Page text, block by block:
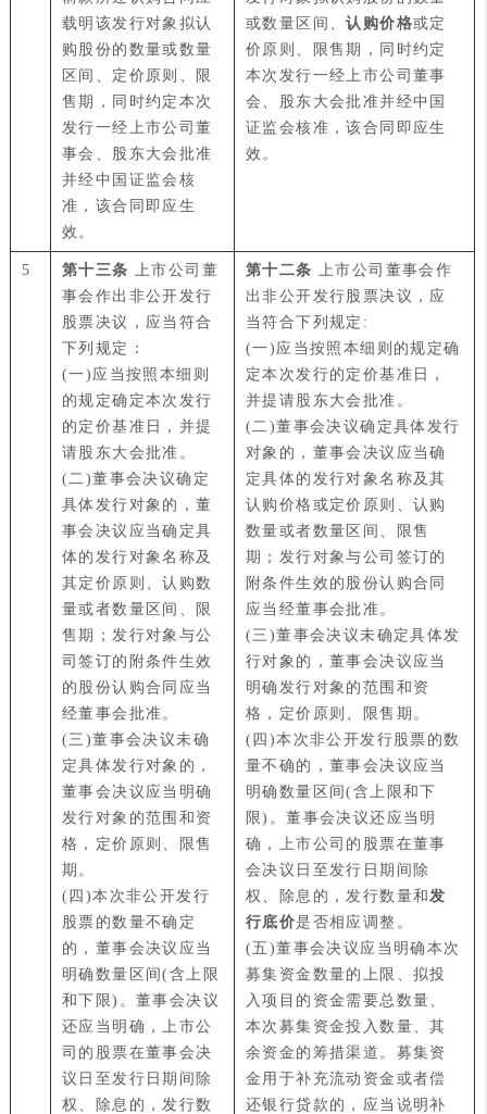
载明该发行对象拟认
购股份的数量或数量
区间、定价原则、限
售期，同时约定本次
发行一经上市公司董
事会、股东大会批准
并经中国证监会核
准，该合同即应生
效。
或数量区间、认购价格或定
价原则、限售期，同时约定
本次发行一经上市公司董事
会、股东大会批准并经中国
证监会核准，该合同即应生
效。
5 第十三条 上市公司董
事会作出非公开发行
股票决议，应当符合
下列规定：
(一)应当按照本细则
的规定确定本次发行
的定价基准日，并提
请股东大会批准。
(二)董事会决议确定
具体发行对象的，董
事会决议应当确定具
体的发行对象名称及
其定价原则、认购数
量或者数量区间、限
售期；发行对象与公
司签订的附条件生效
的股份认购合同应当
经董事会批准。
(三)董事会决议未确
定具体发行对象的，
董事会决议应当明确
发行对象的范围和资
格，定价原则、限售
期。
(四)本次非公开发行
股票的数量不确定
的，董事会决议应当
明确数量区间(含上限
和下限)。董事会决议
还应当明确，上市公
司的股票在董事会决
议日至发行日期间除
权、除息的，发行数
第十二条 上市公司董事会作
出非公开发行股票决议，应
当符合下列规定:
(一)应当按照本细则的规定确
定本次发行的定价基准日，
并提请股东大会批准。
(二)董事会决议确定具体发行
对象的，董事会决议应当确
定具体的发行对象名称及其
认购价格或定价原则、认购
数量或者数量区间、限售
期；发行对象与公司签订的
附条件生效的股份认购合同
应当经董事会批准。
(三)董事会决议未确定具体发
行对象的，董事会决议应当
明确发行对象的范围和资
格，定价原则、限售期。
(四)本次非公开发行股票的数
量不确的，董事会决议应当
明确数量区间(含上限和下
限)。董事会决议还应当明
确，上市公司的股票在董事
会决议日至发行日期间除
权、除息的，发行数量和发
行底价是否相应调整。
(五)董事会决议应当明确本次
募集资金数量的上限、拟投
入项目的资金需要总数量、
本次募集资金投入数量、其
余资金的筹措渠道。募集资
金用于补充流动资金或者偿
还银行贷款的，应当说明补